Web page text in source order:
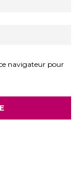
navigateur pour